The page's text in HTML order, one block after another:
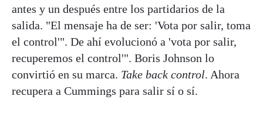
antes y un después entre los partidarios de la
salida. "El mensaje ha de ser: 'Vota por salir, toma
el control'". De ahí evolucionó a 'vota por salir,
recuperemos el control'". Boris Johnson lo
convirtió en su marca. Take back control. Ahora
recupera a Cummings para salir sí o sí.